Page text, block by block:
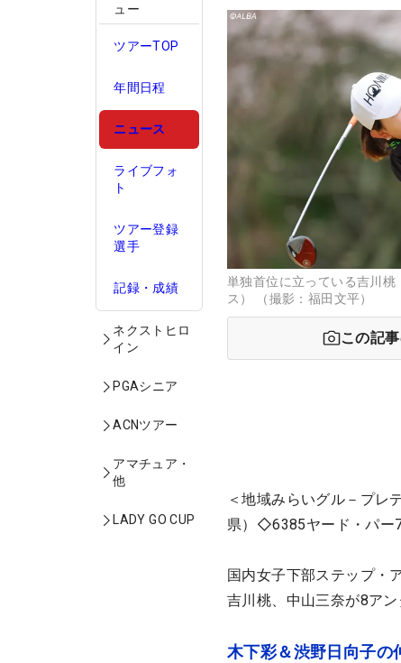
ュー
ツアーTOP
年間日程
ニュース
ライブフォ
ト
ツアー登録
選手
記録・成績
ネクストヒロ
イン
PGAシニア
ACNツアー
アマチュア・
他
LADY GO CUP
単独首位に立っている吉川桃
ス） （撮影：福田文平）
この記
＜地域みらいグル－プ
県）◇6385ヤード・パー
国内女子下部ステップ・
吉川桃、中山三奈が8アン
木下彩＆渋野日向子の